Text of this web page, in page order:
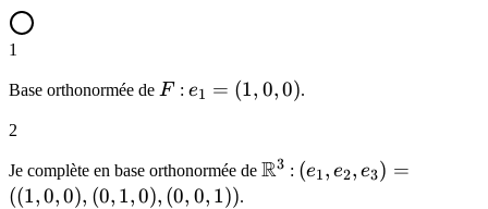
1
Base orthonormée de F
F : e_1 =
e1 = (1, 0,0).
2
Je complète en base orthonormée de \mathbb{R}^3
R3 : (e_1,
(e1, e2, e3) =
((1,0, 0), (0, 1,0), (0, 0, 1)).